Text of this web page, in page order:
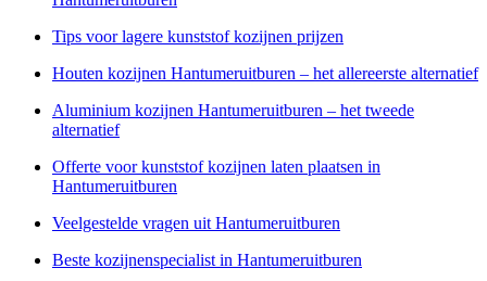
Tips voor lagere kunststof kozijnen prijzen
Houten kozijnen Hantumeruitburen – het allereerste alternatief
Aluminium kozijnen Hantumeruitburen – het tweede
alternatief
Offerte voor kunststof kozijnen laten plaatsen in
Hantumeruitburen
Veelgestelde vragen uit Hantumeruitburen
Beste kozijnenspecialist in Hantumeruitburen